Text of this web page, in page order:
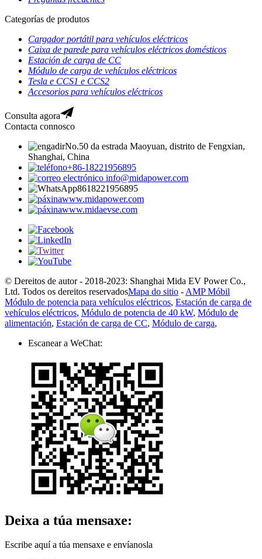
Categorías de produtos
Cargador portátil para vehículos eléctricos
Caixa de parede para vehículos eléctricos domésticos
Estación de carga de CC
Módulo de carga de vehículos eléctricos
Tesla e CCS1 e CCS2
Accesorios para vehículos eléctricos
Consulta agora
Contacta connosco
No.50 da estrada Maoyuan, distrito de Fengxian,
Shanghai, China
+86-18221956895
info@midapower.com
8618221956895
www.midapower.com
www.midaevse.com
© Dereitos de autor - 2018-2023: Shanghai Mida EV Power Co.,
Ltd. Todos os dereitos reservadosMapa do sitio - AMP Móbil
Módulo de potencia para vehículos eléctricos, Estación de carga de
vehículos eléctricos, Módulo de potencia de 40 kW, Módulo de
alimentación, Estación de carga de CC, Módulo de carga,
Escanear a WeChat:
Deixa a túa mensaxe:
Escribe aquí a túa mensaxe e envíanosla